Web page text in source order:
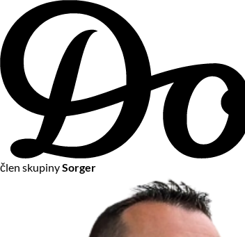
člen skupinySorger